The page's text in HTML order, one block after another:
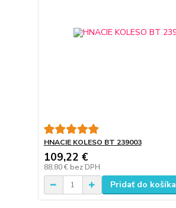
HNACIE KOLESO BT 239003
109,22 €
88,80 € bez DPH
Pridať do košíka